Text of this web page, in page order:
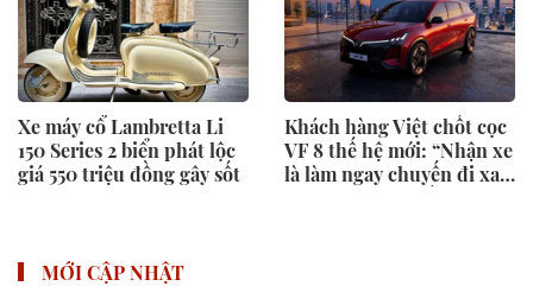
Xe máy cổ Lambretta Li
150 Series 2 biển phát lộc
giá 550 triệu đồng gây sốt
Khách hàng Việt chốt cọc
VF 8 thế hệ mới: “Nhận xe
là làm ngay chuyến đi xa,
MỚI CẬP NHẬT